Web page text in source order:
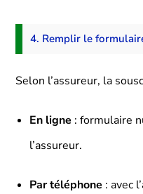
4. Remplir le
Selon l’assureur, la
En ligne : formulaire
l’assureur.
Par téléphone : avec